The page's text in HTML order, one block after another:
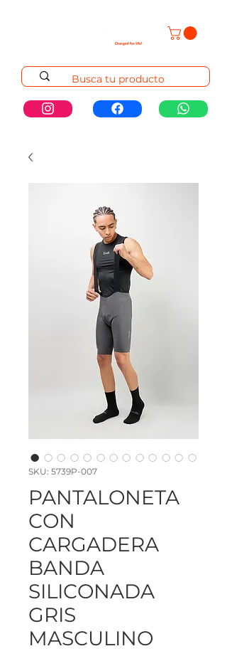
SKU: 5739P-007
PANTALONETA
CON
CARGADERA
BANDA
SILICONADA
GRIS
MASCULINO